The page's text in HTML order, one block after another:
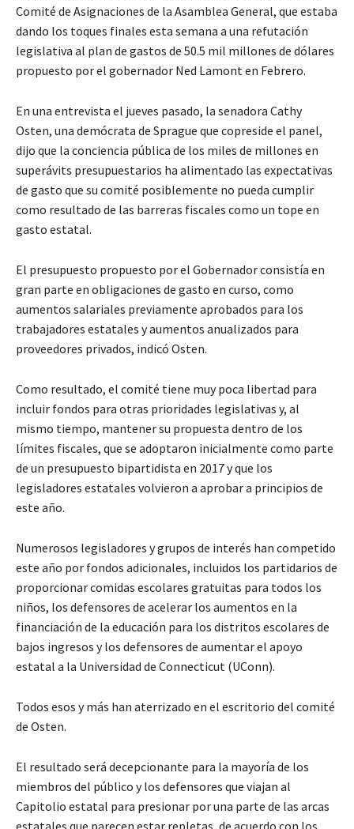
Comité de Asignaciones de la Asamblea General, que estaba
dando los toques finales esta semana a una refutación
legislativa al plan de gastos de 50.5 mil millones de dólares
propuesto por el gobernador Ned Lamont en Febrero.
En una entrevista el jueves pasado, la senadora Cathy
Osten, una demócrata de Sprague que copreside el panel,
dijo que la conciencia pública de los miles de millones en
superávits presupuestarios ha alimentado las expectativas
de gasto que su comité posiblemente no pueda cumplir
como resultado de las barreras fiscales como un tope en
gasto estatal.
El presupuesto propuesto por el Gobernador consistía en
gran parte en obligaciones de gasto en curso, como
aumentos salariales previamente aprobados para los
trabajadores estatales y aumentos anualizados para
proveedores privados, indicó Osten.
Como resultado, el comité tiene muy poca libertad para
incluir fondos para otras prioridades legislativas y, al
mismo tiempo, mantener su propuesta dentro de los
límites fiscales, que se adoptaron inicialmente como parte
de un presupuesto bipartidista en 2017 y que los
legisladores estatales volvieron a aprobar a principios de
este año.
Numerosos legisladores y grupos de interés han competido
este año por fondos adicionales, incluidos los partidarios de
proporcionar comidas escolares gratuitas para todos los
niños, los defensores de acelerar los aumentos en la
financiación de la educación para los distritos escolares de
bajos ingresos y los defensores de aumentar el apoyo
estatal a la Universidad de Connecticut (UConn).
Todos esos y más han aterrizado en el escritorio del comité
de Osten.
El resultado será decepcionante para la mayoría de los
miembros del público y los defensores que viajan al
Capitolio estatal para presionar por una parte de las arcas
estatales que parecen estar repletas, de acuerdo con los